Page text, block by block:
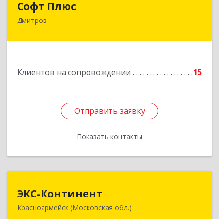
Софт Плюс
Дмитров
Клиентов на сопровождении 15
Отправить заявку
Показать контакты
141851, Московская обл, г.о. Дмитровский,
Отправить заявку
Назад
ЭКС-Континент
Красноармейск (Московская обл.)
141292, Московская область, Красноармейск,